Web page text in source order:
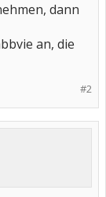
dann
an, die
#2